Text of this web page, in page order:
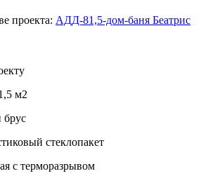
проекта: АДД-81,5-дом-баня Беатрис
м2
стеклопакет
с терморазрывом